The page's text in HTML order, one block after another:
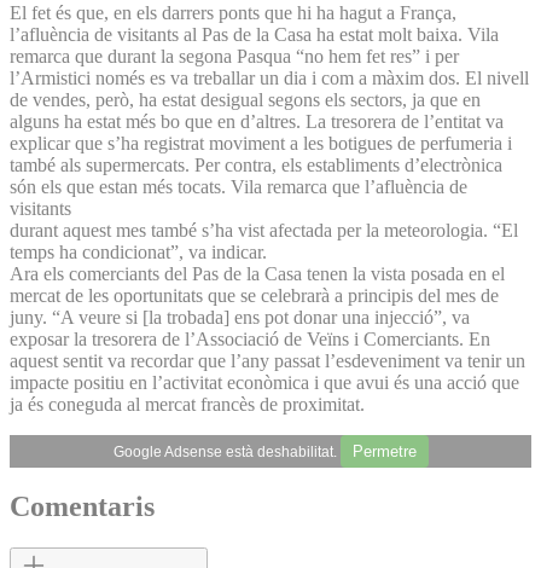
El fet és que, en els darrers ponts que hi ha hagut a França,
l’afluència de visitants al Pas de la Casa ha estat molt baixa. Vila
remarca que durant la segona Pasqua “no hem fet res” i per
l’Armistici només es va treballar un dia i com a màxim dos. El nivell
de vendes, però, ha estat des­igual segons els sectors, ja que en
alguns ha estat més bo que en d’altres. La tresorera de l’entitat va
explicar que s’ha registrat moviment a les botigues de perfumeria i
també als supermercats. Per contra, els establiments d’electrònica
són els que estan més tocats. Vila remarca que l’afluència de
visitants
durant aquest mes també s’ha vist afectada per la meteorologia. “El
temps ha condicionat”, va indicar.
Ara els comerciants del Pas de la Casa tenen la vista posada en el
mercat de les oportunitats que se celebrarà a principis del mes de
juny. “A veure si [la trobada] ens pot donar una injecció”, va
exposar la tresorera de l’Associació de Veïns i Comerciants. En
aquest sentit va recordar que l’any passat l’esdeveniment va tenir un
impacte positiu en l’activitat econòmica i que avui és una acció que
ja és coneguda al mercat francès de proximitat.
Google Adsense està deshabilitat. Permetre
Comentaris